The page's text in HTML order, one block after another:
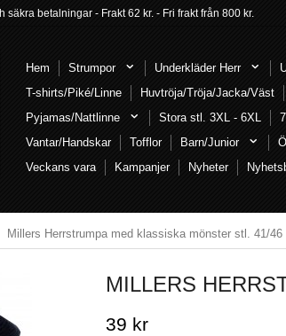
betalningar - Frakt 62 kr. - Fri frakt från 800 kr.
Hem Strumpor Underkläder Herr
T-shirts/Piké/Linne
Huvtröja/Tröja/Jacka/Väst
Pyjamas/Nattlinne
Stora stl. 3XL - 6XL
Vantar/Handskar
Tofflor Barn/Junior
Veckans vara
Kampanjer Nyheter
Millers Herrstrumpa med klassiska mönster stl. 41/46
MILLERS
39 kr